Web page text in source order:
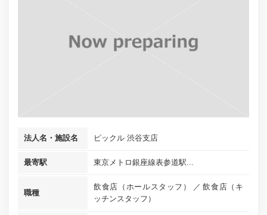
法人名・施設名 ピックル 渋谷支店
最寄駅 東京メトロ銀座線表参道駅...
職種
飲食店（ホールスタッフ）
飲食店（キ
ッチンスタッフ）